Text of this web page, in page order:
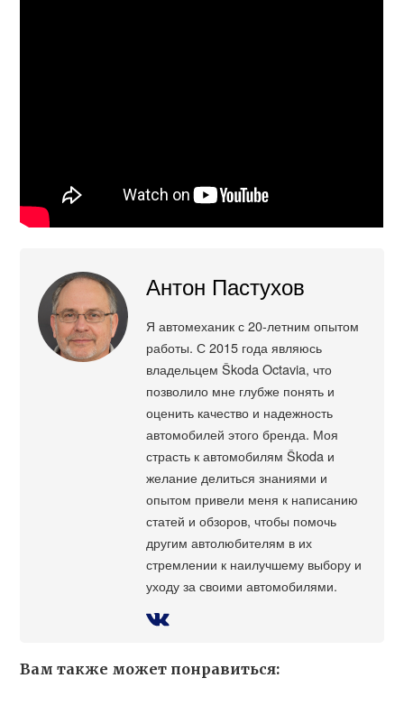
Антон Пастухов
Я автомеханик с 20-летним опытом
работы. С 2015 года являюсь
владельцем Škoda Octavia, что
позволило мне глубже понять и
оценить качество и надежность
автомобилей этого бренда. Моя
страсть к автомобилям Škoda и
желание делиться знаниями и
опытом привели меня к написанию
статей и обзоров, чтобы помочь
другим автолюбителям в их
стремлении к наилучшему выбору и
уходу за своими автомобилями.
Вам также может понравиться: